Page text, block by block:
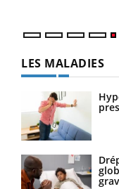
LES MALADIES